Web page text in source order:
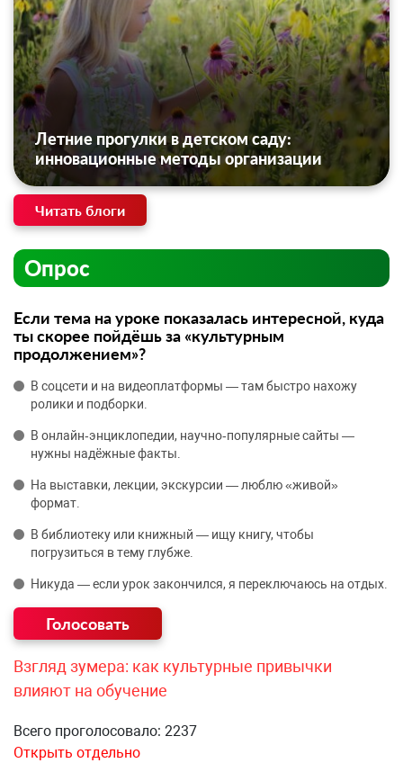
Летние прогулки в детском саду:
инновационные методы организации
Читать блоги
Опрос
Если тема на уроке показалась интересной, куда
ты скорее пойдёшь за «культурным
продолжением»?
В соцсети и на видеоплатформы — там быстро нахожу
ролики и подборки.
В онлайн‑энциклопедии, научно‑популярные сайты —
нужны надёжные факты.
На выставки, лекции, экскурсии — люблю «живой»
формат.
В библиотеку или книжный — ищу книгу, чтобы
погрузиться в тему глубже.
Никуда — если урок закончился, я переключаюсь на отдых.
Взгляд зумера: как культурные привычки
влияют на обучение
Всего проголосовало: 2237
Открыть отдельно